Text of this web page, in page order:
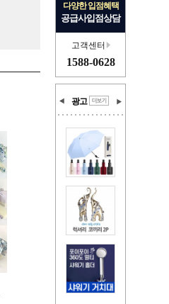
다양한 입점혜택
공급사입점상담
고객센터
1588-0628
광고